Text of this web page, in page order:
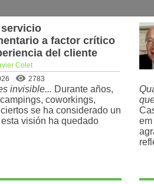
a factor crítico
del cliente
Colet
2783
invisible... Durante años,
coworkings,
se ha considerado un
visión ha quedado